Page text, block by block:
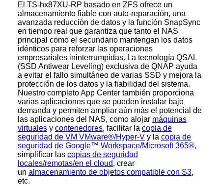
El TS-hx87XU-RP basado en ZFS ofrece un
almacenamiento fiable con auto-reparación, una
avanzada reducción de datos y la función SnapSync
en tiempo real que garantiza que tanto el NAS
principal como el secundario mantengan los datos
idénticos para reforzar las operaciones
empresariales ininterrumpidas. La tecnología QSAL
(SSD Antiwear Leveling) exclusiva de QNAP ayuda
a evitar el fallo simultáneo de varias SSD y mejora la
protección de los datos y la fiabilidad del sistema.
Nuestro completo App Center también proporciona
varias aplicaciones que se pueden instalar bajo
demanda y permiten ampliar aún más el potencial de
las aplicaciones del NAS, como alojar máquinas
virtuales y contenedores, facilitar la copia de
seguridad de VM VMware®/Hyper-V y la copia de
seguridad de Google™ Workspace/Microsoft 365®,
simplificar las copias de seguridad
locales/remotas/en el cloud, crear
un almacenamiento de objetos compatible con S3,
etc.